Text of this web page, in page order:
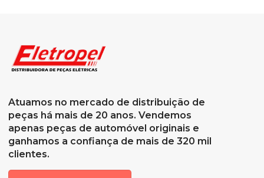
Atuamos no mercado de distribuição de
peças há mais de 20 anos. Vendemos
apenas peças de automóvel originais e
ganhamos a confiança de mais de 320 mil
clientes.